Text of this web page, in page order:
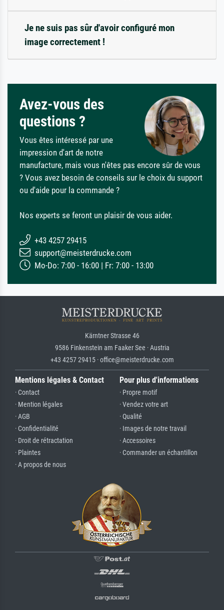
Je ne suis pas sûr d'avoir configuré mon
image correctement !
Avez-vous des
questions ?
Vous êtes intéressé par une
impression d'art de notre
manufacture, mais vous n'êtes pas encore sûr de vous
? Vous avez besoin de conseils sur le choix du support
ou d'aide pour la commande ?
Nos experts se feront un plaisir de vous aider.
+43 4257 29415
support@meisterdrucke.com
Mo-Do: 7:00 - 16:00 | Fr: 7:00 - 13:00
Kärntner Strasse 46
9586 Finkenstein am Faaker See · Austria
+43 4257 29415 · office@meisterdrucke.com
Mentions légales & Contact
· Contact
· Mention légales
· AGB
· Confidentialité
· Droit de rétractation
· Plaintes
· A propos de nous
Pour plus d'informations
· Propre motif
· Vendez votre art
· Qualité
· Images de notre travail
· Accessoires
· Commander un échantillon